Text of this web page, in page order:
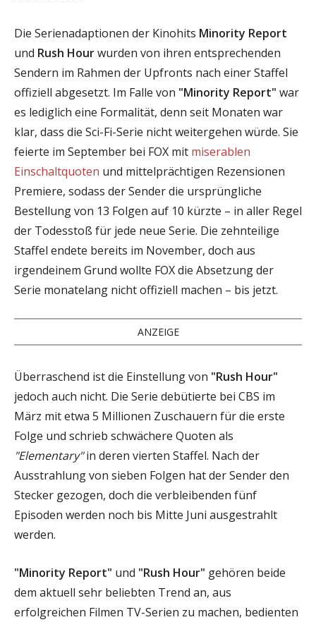
Die Serienadaptionen der Kinohits Minority Report
und Rush Hourwurden von ihren entsprechenden
Sendern im Rahmen der Upfronts nach einer Staffel
offiziell abgesetzt. Im Falle von "Minority Report" war
es lediglich eine Formalität, denn seit Monaten war
klar, dass die Sci-Fi-Serie nicht weitergehen würde. Sie
feierte im September bei FOX mit miserablen
Einschaltquoten und mittelprächtigen Rezensionen
Premiere, sodass der Sender die ursprüngliche
Bestellung von 13 Folgen auf 10 kürzte – in aller Regel
der Todesstoß für jede neue Serie. Die zehnteilige
Staffel endete bereits im November, doch aus
irgendeinem Grund wollte FOX die Absetzung der
Serie monatelang nicht offiziell machen – bis jetzt.
ANZEIGE
Überraschend ist die Einstellung von "Rush Hour"
jedoch auch nicht. Die Serie debütierte bei CBS im
März mit etwa 5 Millionen Zuschauern für die erste
Folge und schrieb schwächere Quoten als
"Elementary"in deren vierten Staffel. Nach der
Ausstrahlung von sieben Folgen hat der Sender den
Stecker gezogen, doch die verbleibenden fünf
Episoden werden noch bis Mitte Juni ausgestrahlt
werden.
"Minority Report" und "Rush Hour" gehören beide
dem aktuell sehr beliebten Trend an, aus
erfolgreichen Filmen TV-Serien zu machen, bedienten